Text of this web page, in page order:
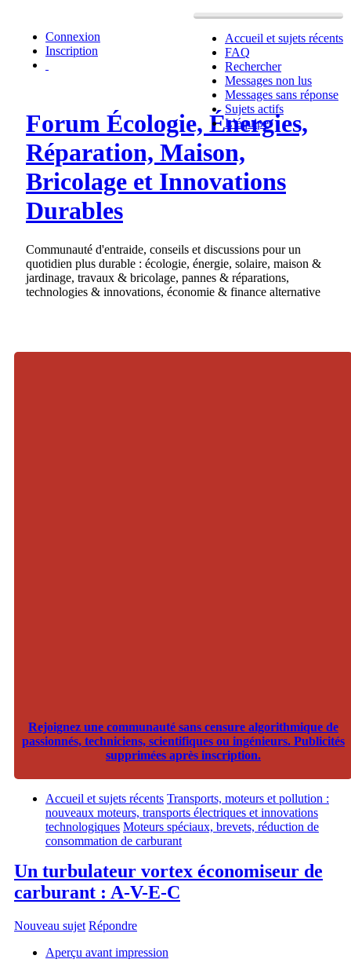
Accueil et sujets récents
FAQ
Rechercher
Messages non lus
Messages sans réponse
Sujets actifs
L’équipe
Connexion
Inscription
Forum Écologie, Énergies,
Réparation, Maison,
Bricolage et Innovations
Durables
Communauté d'entraide, conseils et discussions pour un
quotidien plus durable : écologie, énergie, solaire, maison &
jardinage, travaux & bricolage, pannes & réparations,
technologies & innovations, économie & finance alternative
Rejoignez une communauté sans censure algorithmique de
passionnés, techniciens, scientifiques ou ingénieurs. Publicités
supprimées après inscription.
Accueil et sujets récents Transports, moteurs et pollution :
nouveaux moteurs, transports électriques et innovations
technologiques Moteurs spéciaux, brevets, réduction de
consommation de carburant
Un turbulateur vortex économiseur de
carburant : A-V-E-C
Nouveau sujet Répondre
Aperçu avant impression